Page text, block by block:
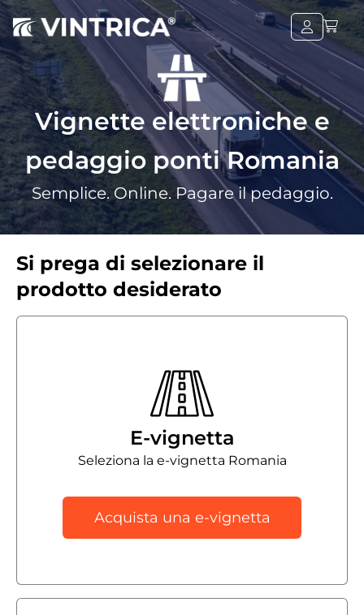
Vignette elettroniche e
pedaggio ponti Romania
Semplice. Online. Pagare il pedaggio.
Si prega di selezionare il
prodotto desiderato
E-vignetta
Seleziona la e-vignetta Romania
Acquista una e-vignetta